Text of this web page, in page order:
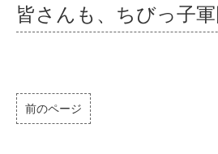
皆さんも、ちびっ子
前のページ